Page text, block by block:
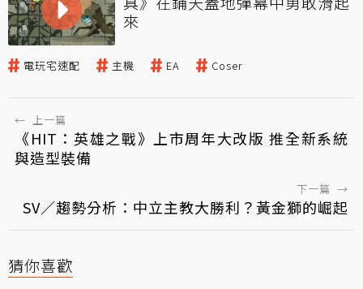
來
電玩宅速配 主機 EA Coser
← 上一篇
《HIT：英雄之戰》上市周年大改版 推全新系統
與造型裝備
下一篇 →
SV／趨勢分析：中立主教大勝利？黃金獅的崛起
猜你喜歡